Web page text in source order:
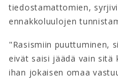
tiedostamattomien,
ennakkoluulojen
"Rasismiin puuttuminen,
eivät saisi jäädä vain sitä
ihan jokaisen omaa